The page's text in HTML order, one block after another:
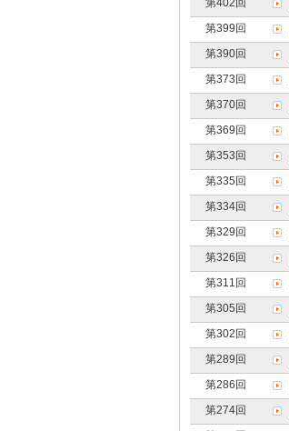
第402回
第399回
第390回
第373回
第370回
第369回
第353回
第335回
第334回
第329回
第326回
第311回
第305回
第302回
第289回
第286回
第274回